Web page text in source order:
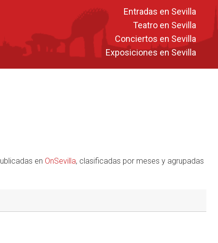
Entradas en Sevilla
Teatro en Sevilla
Conciertos en Sevilla
Exposiciones en Sevilla
en OnSevilla, clasificadas por meses y agrupadas